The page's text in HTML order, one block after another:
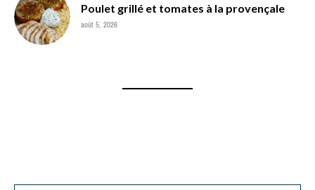
Poulet grillé et tomates à la provençale
août 5, 2026